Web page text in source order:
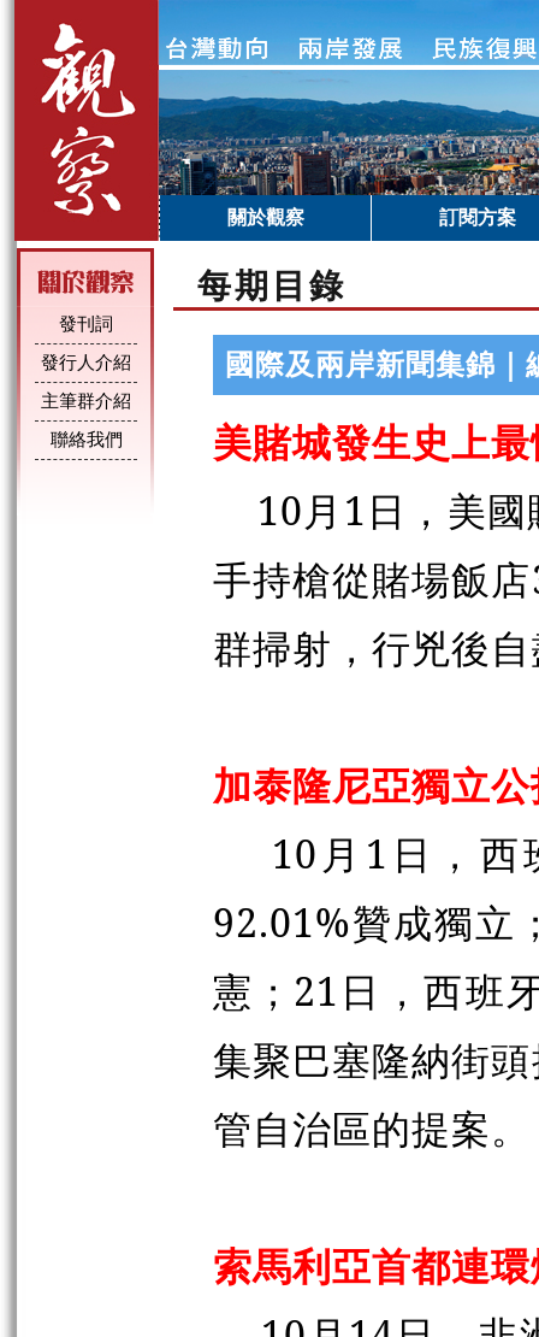
關於觀察 訂閱方案
發刊詞
發行人介紹
主筆群介紹
聯絡我們
每期目錄
國際及兩岸新聞集錦｜
美賭城發生史上
10月1日，美
手持槍從賭場飯
群掃射，行兇後
加泰隆尼亞獨立
10月1日，西
92.01%贊成獨立
憲；21日，西班
集聚巴塞隆納街
管自治區的提案。
索馬利亞首都連